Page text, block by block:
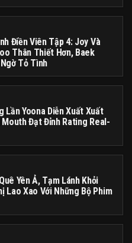
Điền Viên Tập 4: Joy Và
Thân Thiết Hơn, Baek
Tỏ Tình
Lần Yoona Diễn Xuất Xuất
Mouth Đạt Đỉnh Rating Real-
Yên Ả, Tạm Lánh Khỏi
Lao Xao Với Những Bộ Phim